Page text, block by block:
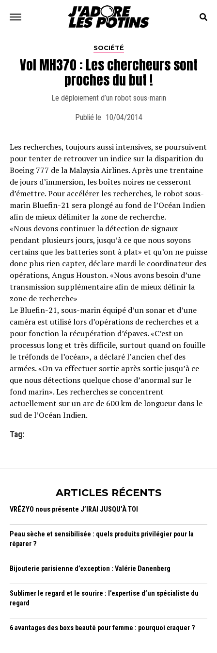
SOCIÉTÉ
Vol MH370 : Les chercheurs sont
proches du but !
Le déploiement d’un robot sous-marin
Publié le 10/04/2014
Les recherches, toujours aussi intensives, se poursuivent
pour tenter de retrouver un indice sur la disparition du
Boeing 777 de la Malaysia Airlines. Après une trentaine
de jours d’immersion, les boîtes noires ne cesseront
d’émettre. Pour accélérer les recherches, le robot sous-
marin Bluefin-21 sera plongé au fond de l’Océan Indien
afin de mieux délimiter la zone de recherche.
«Nous devons continuer la détection de signaux
pendant plusieurs jours, jusqu’à ce que nous soyons
certains que les batteries sont à plat» et qu’on ne puisse
donc plus rien capter, déclare mardi le coordinateur des
opérations, Angus Houston. «Nous avons besoin d’une
transmission supplémentaire afin de mieux définir la
zone de recherche»
Le Bluefin-21, sous-marin équipé d’un sonar et d’une
caméra est utilisé lors d’opérations de recherches et a
pour fonction la récupération d’épaves. «C’est un
processus long et très difficile, surtout quand on fouille
le tréfonds de l’océan», a déclaré l’ancien chef des
armées. «On va effectuer sortie après sortie jusqu’à ce
que nous détections quelque chose d’anormal sur le
fond marin». Les recherches se concentrent
actuellement sur un arc de 600 km de longueur dans le
sud de l’Océan Indien.
Tag:
ARTICLES RÉCENTS
VRÉZYO nous présente J’IRAI JUSQU’À TOI
Peau sèche et sensibilisée : quels produits privilégier pour la
réparer ?
Bijouterie parisienne d’exception : Valérie Danenberg
Sublimer le regard et le sourire : l’expertise d’un spécialiste du
regard
6 avantages des boxs beauté pour femme : pourquoi craquer ?